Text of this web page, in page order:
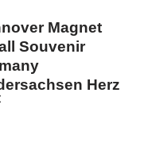
Magnet
Souvenir
Herz